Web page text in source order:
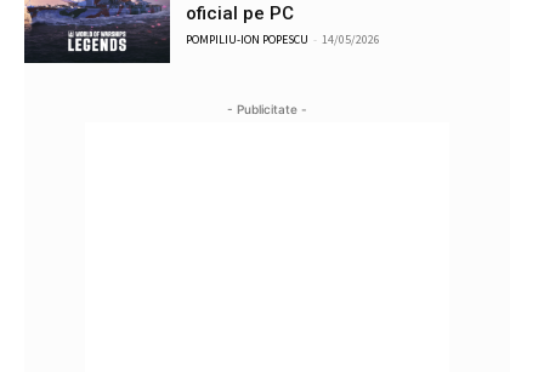
oficial pe PC
POMPILIU-ION POPESCU - 14/05/2026
- Publicitate -